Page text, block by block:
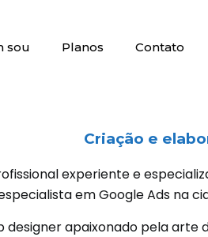
sou Planos Contato
Criação e
experiente e
em Google Ads na
designer apaixonado pela arte